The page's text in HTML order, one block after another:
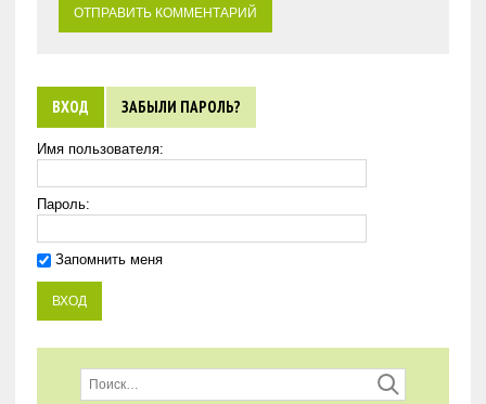
ВХОД ЗАБЫЛИ ПАРОЛЬ?
Имя пользователя:
Пароль:
Запомнить меня